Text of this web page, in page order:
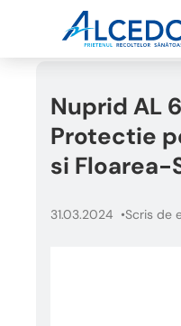
Nuprid AL
Protectie
si Floarea-
31.03.2024 Scris de